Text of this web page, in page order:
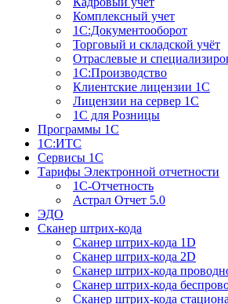
Комплексный учет
1С:Документооборот
Торговый и складской учёт
Отраслевые и
1С:Производство
Клиентские лицензии 1С
Лицензии на сервер 1С
1С для Розницы
Программы 1С
1С:ИТС
Сервисы 1С
Тарифы Электронной отчетности
1С-Отчетность
Астрал Отчет 5.0
ЭДО
Сканер штрих-кода
Сканер штрих-кода 1D
Сканер штрих-кода 2D
Сканер штрих-кода
Сканер штрих-кода
Сканер штрих-кода